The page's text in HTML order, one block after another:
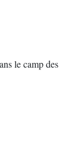
le camp des